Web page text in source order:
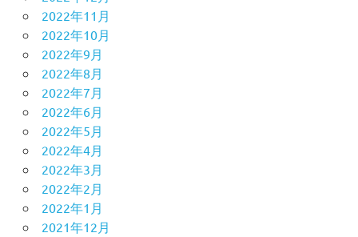
2022年11月
2022年10月
2022年9月
2022年8月
2022年7月
2022年6月
2022年5月
2022年4月
2022年3月
2022年2月
2022年1月
2021年12月